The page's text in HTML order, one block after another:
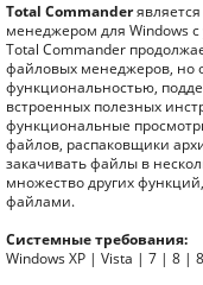
Total Commander
менеджером для Windows
Total Commander
файловых менеджеров, но
функциональностью,
встроенных полезных
функциональные
файлов, распаковщики
закачивать файлы в
множество других
файлами.
Системные требования:
Windows XP | Vista | 7 | 8 |